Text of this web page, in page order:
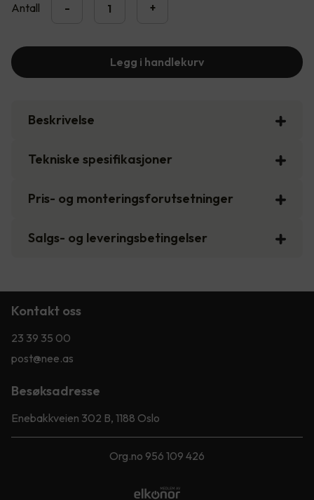
Antall - +
Legg i handlekurv
Beskrivelse
Tekniske spesifikasjoner
Pris- og monteringsforutsetninger
Salgs- og leveringsbetingelser
Kontakt oss
23 39 35 00
post@nee.as
Besøksadresse
Enebakkveien 302 B, 1188 Oslo
Org.no 956 109 426